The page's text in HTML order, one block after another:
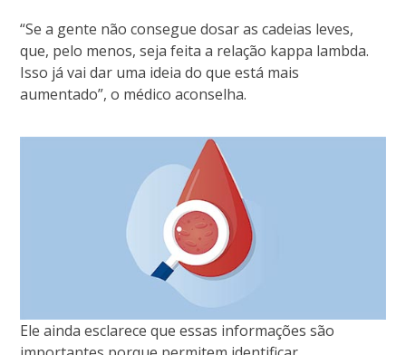
“Se a gente não consegue dosar as cadeias leves,
que, pelo menos, seja feita a relação kappa lambda.
Isso já vai dar uma ideia do que está mais
aumentado”, o médico aconselha.
Ele ainda esclarece que essas informações são